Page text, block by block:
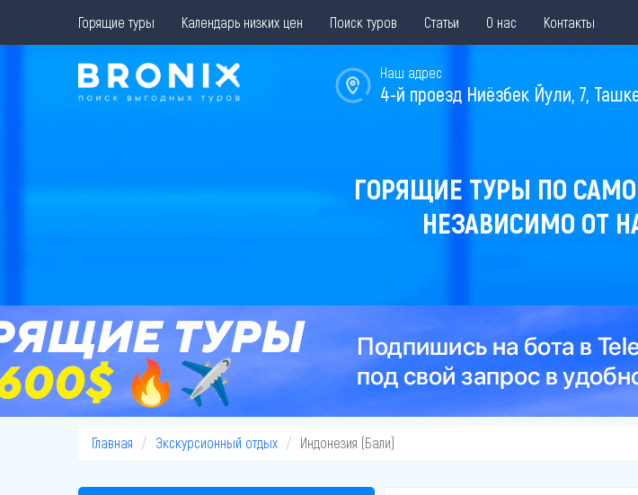
Горящие туры Календарь низких цен Поиск туров Статьи О нас Контакты
Наш адрес
4-й проезд Ниёзбек Йули, 7,
ГОРЯЩИЕ ТУРЫ ПО
НЕЗАВИСИМО ОТ
Главная Экскурсионный отдых Индонезия (Бали)